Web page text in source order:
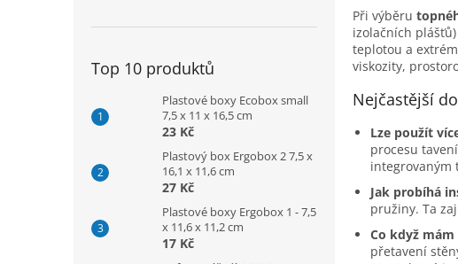
Top 10 produktů
Plastové boxy Ecobox small
7,5 x 11 x 16,5 cm
23 Kč
Plastový box Ergobox 2 7,5 x
16,1 x 11,6 cm
27 Kč
Plastové boxy Ergobox 1 - 7,5
x 11,6 x 11,2 cm
17 Kč
Při výběru
izolačních
teplotou a
viskozity,
Nejčastější
Lze použít
procesu
integrovaným
Jak probíhá
pružiny. Ta
Co když mám
přetavení